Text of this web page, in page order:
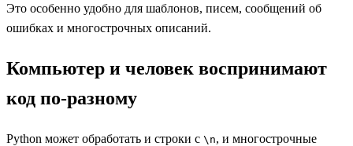
Это особенно удобно для шаблонов, писем, сообщений об
ошибках и многострочных описаний.
Компьютер и человек воспринимают
код по-разному
Python может обработать и строки с \n, и многострочные